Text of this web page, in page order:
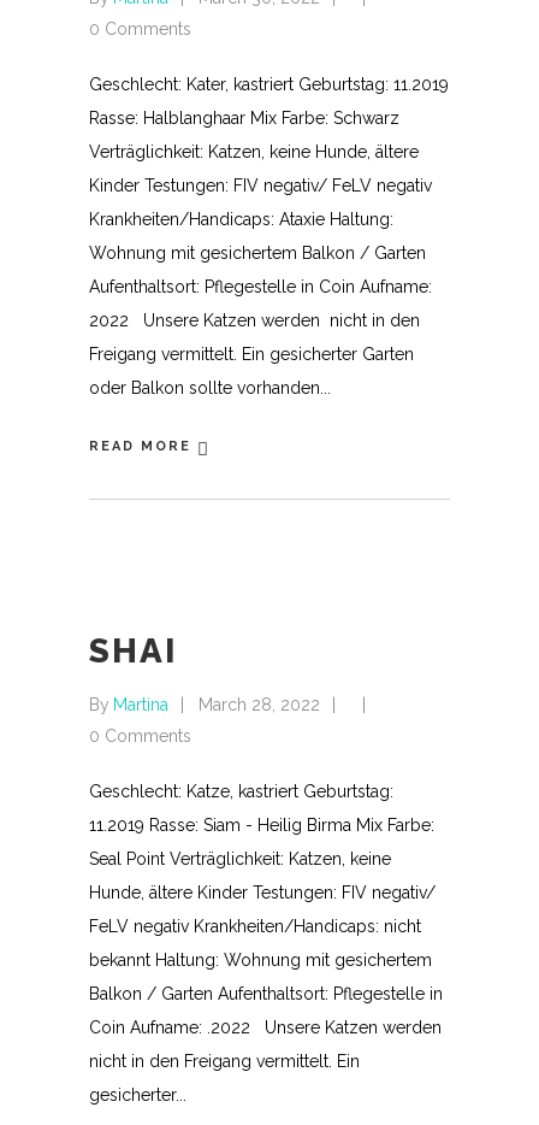
0 Comments
Geschlecht: Kater, kastriert Geburtstag: 11.2019
Rasse: Halblanghaar Mix Farbe: Schwarz
Verträglichkeit: Katzen, keine Hunde, ältere
Kinder Testungen: FIV negativ/ FeLV negativ
Krankheiten/Handicaps: Ataxie Haltung:
Wohnung mit gesichertem Balkon / Garten
Aufenthaltsort: Pflegestelle in Coin Aufname:
2022 Unsere Katzen werden nicht in den
Freigang vermittelt. Ein gesicherter Garten
oder Balkon sollte vorhanden
READ MORE
SHAI
By Martina
March 28, 2022
0 Comments
Geschlecht: Katze, kastriert Geburtstag:
11.2019 Rasse: Siam - Heilig Birma Mix Farbe:
Seal Point Verträglichkeit: Katzen, keine
Hunde, ältere Kinder Testungen: FIV negativ/
FeLV negativ Krankheiten/Handicaps: nicht
bekannt Haltung: Wohnung mit gesichertem
Balkon / Garten Aufenthaltsort: Pflegestelle in
Coin Aufname: .2022 Unsere Katzen werden
nicht in den Freigang vermittelt. Ein
gesicherter